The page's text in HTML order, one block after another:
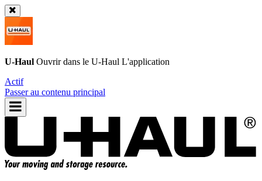
U-Haul Ouvrir dans le U-Haul L'application
Actif
Passer au contenu principal